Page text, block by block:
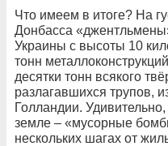
Что имеем в итоге? На
Донбасса
Украины с высоты 10
тонн
десятки тонн всякого
разлагавшихся трупов,
Голландии.
земле – «мусорные
нескольких шагах от